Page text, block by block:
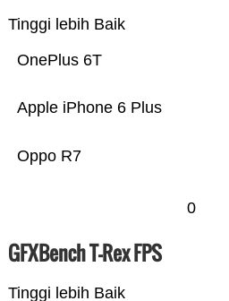
Tinggi lebih Baik
Oppo R7
Apple iPhone 6 Plus
OnePlus 6T
0
GFXBench T-Rex FPS
Tinggi lebih Baik